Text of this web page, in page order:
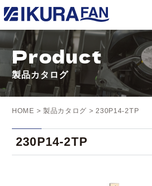
Product
製品カタログ
HOME > 製品カタログ > 230P14-2TP
230P14-2TP